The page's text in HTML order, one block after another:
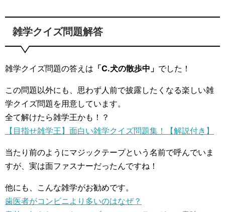
雑学クイズ問題解答
雑学クイズ問題の答えは 「C.犬の散歩中」 でした！
この問題以外にも、思わず人前で披露したくなる楽しい雑
学クイズ問題を用意しています。
全て解けたら雑学王かも！？
【目指せ雑学王】面白い雑学クイズ問題集！【解説付き】
当たり前のようにマジックテープという名前で呼んでいま
すが、実は面ファスナーだったんですね！
他にも、こんな雑学がお勧めです。
歯医者がコンビニより多いのはなぜ？